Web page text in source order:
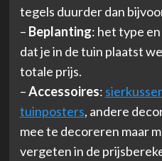
tegels duurder dan
– Beplanting: het type
dat je in de tuin plaatst
totale prijs.
–Accessoires:
tuinposters, andere
mee te decoreren maar
vergeten in de